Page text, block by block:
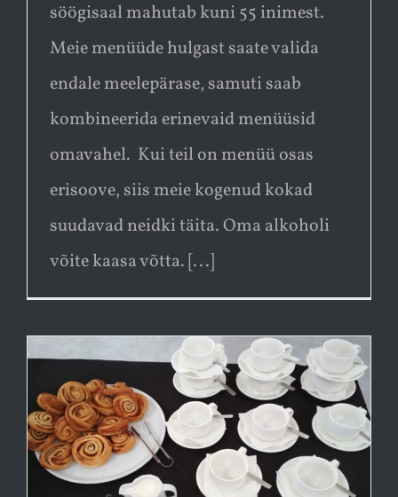
söögisaal mahutab kuni 55 inimest.
Meie menüüde hulgast saate valida
endale meelepärase, samuti saab
kombineerida erinevaid menüüsid
omavahel. Kui teil on menüü osas
erisoove, siis meie kogenud kokad
suudavad neidki täita. Oma alkoholi
võite kaasa võtta. [...]